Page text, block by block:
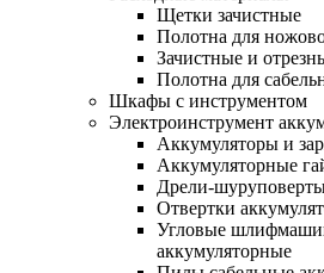
Щетки зачистные
Полотна для
Зачистные и
Полотна для
Шкафы с инструментом
Электроинструмент
Аккумуляторы и
Аккумуляторные
Дрели-
Отвертки
Угловые
аккумуляторные